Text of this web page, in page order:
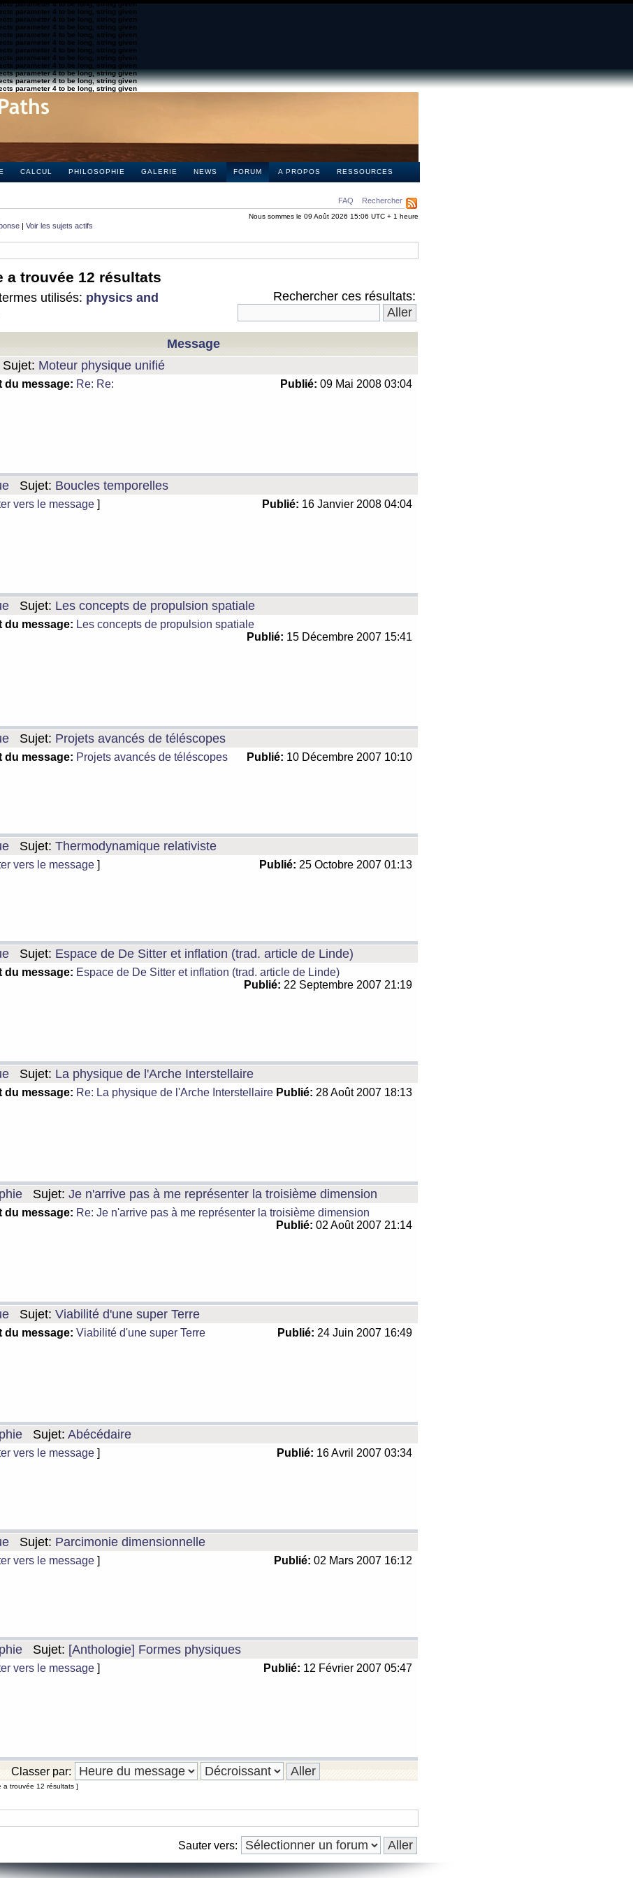
parameter 4 to be long, string given
parameter 4 to be long, string given
parameter 4 to be long, string given
parameter 4 to be long, string given
parameter 4 to be long, string given
parameter 4 to be long, string given
parameter 4 to be long, string given
parameter 4 to be long, string given
parameter 4 to be long, string given
parameter 4 to be long, string given
parameter 4 to be long, string given
parameter 4 to be long, string given
CALCUL PHILOSOPHIE GALERIE NEWS FORUM A PROPOS RESSOURCES
FAQ Rechercher
Nous sommes le 09 Août 2026 15:06 UTC + 1 heure
| Voir les sujets actifs
a trouvée 12 résultats
utilisés: physics and
Rechercher ces résultats:
Message
Sujet: Moteur physique unifié
du message: Re: Re: Publié: 09 Mai 2008 03:04
Sujet: Boucles temporelles
vers le message ] Publié: 16 Janvier 2008 04:04
Sujet: Les concepts de propulsion spatiale
du message: Les concepts de propulsion spatiale
Publié: 15 Décembre 2007 15:41
Sujet: Projets avancés de téléscopes
du message: Projets avancés de téléscopes Publié: 10 Décembre 2007 10:10
Sujet: Thermodynamique relativiste
vers le message ] Publié: 25 Octobre 2007 01:13
Sujet: Espace de De Sitter et inflation (trad. article de Linde)
du message: Espace de De Sitter et inflation (trad. article de Linde)
Publié: 22 Septembre 2007 21:19
Sujet: La physique de l'Arche Interstellaire
du message: Re: La physique de l'Arche Interstellaire Publié: 28 Août 2007 18:13
Sujet: Je n'arrive pas à me représenter la troisième dimension
du message: Re: Je n'arrive pas à me représenter la troisième dimension
Publié: 02 Août 2007 21:14
Sujet: Viabilité d'une super Terre
du message: Viabilité d'une super Terre Publié: 24 Juin 2007 16:49
Sujet: Abécédaire
vers le message ] Publié: 16 Avril 2007 03:34
Sujet: Parcimonie dimensionnelle
vers le message ] Publié: 02 Mars 2007 16:12
Sujet: [Anthologie] Formes physiques
vers le message ] Publié: 12 Février 2007 05:47
Classer par:
a trouvée 12 résultats ]
Sauter vers: